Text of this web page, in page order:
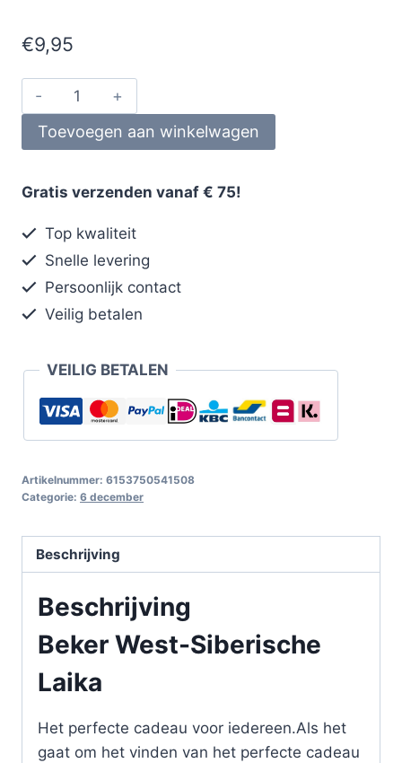
€9,95
Toevoegen aan winkelwagen
Gratis verzenden vanaf € 75!
Top kwaliteit
Snelle levering
Persoonlijk contact
Veilig betalen
VEILIG BETALEN
Artikelnummer: 6153750541508
Categorie: 6 december
Beschrijving
Beschrijving
Beker West-Siberische
Laika
Het perfecte cadeau voor iedereen.Als het
gaat om het vinden van het perfecte cadeau